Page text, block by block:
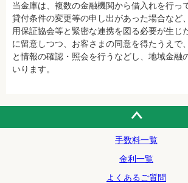
当金庫は、複数の金融機関から借入れを行っ
貸付条件の変更等の申し出があった場合など
用保証協会等と緊密な連携を図る必要が生じ
に留意しつつ、お客さまの同意を得たうえで
と情報の確認・照会を行うなどし、地域金融
いります。
手数料一覧
金利一覧
よくあるご質問